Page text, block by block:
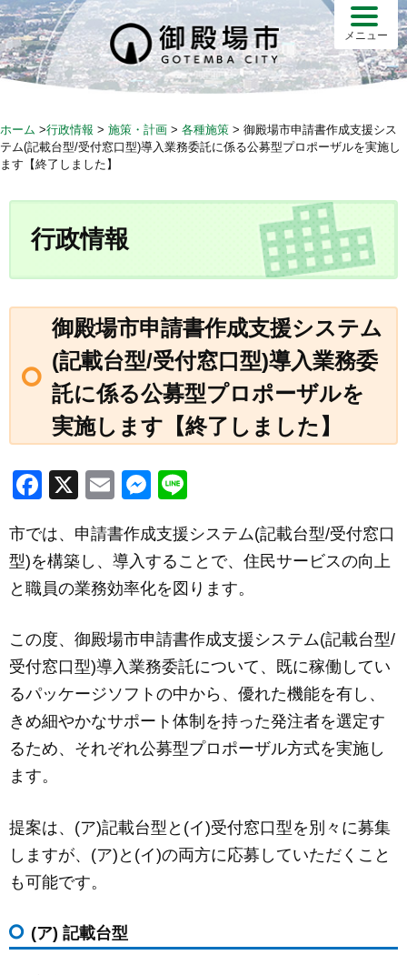
S
k
i
p
c
o
メニュー
ホーム >行政情報 > 施策・計画 > 各種施策 > 御殿場市申請書作成支援シス
テム(記載台型/受付窓口型)導入業務委託に係る公募型プロポーザルを実施し
ます【終了しました】
行政情報
御殿場市申請書作成支援システム
(記載台型/受付窓口型)導入業務委
託に係る公募型プロポーザルを
実施します【終了しました】
F
c
e
b
o
o
k
X
E
ail
M
ss
e
n
g
er
e
市では、申請書作成支援システム(記載台型/受付窓口
型)を構築し、導入することで、住民サービスの向上
と職員の業務効率化を図ります。
この度、御殿場市申請書作成支援システム(記載台型/
受付窓口型)導入業務委託について、既に稼働してい
るパッケージソフトの中から、優れた機能を有し、
きめ細やかなサポート体制を持った発注者を選定す
るため、それぞれ公募型プロポーザル方式を実施し
ます。
提案は、(ア)記載台型と(イ)受付窓口型を別々に募集
しますが、(ア)と(イ)の両方に応募していただくこと
も可能です。
(ア) 記載台型